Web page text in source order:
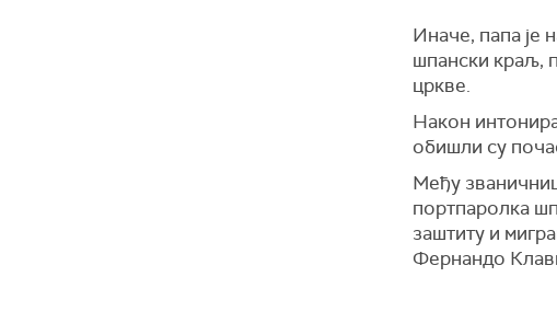
Иначе, папа је
шпански краљ,
цркве.
Након
обишли су
Међу
портпаролка
заштиту и
Фернандо